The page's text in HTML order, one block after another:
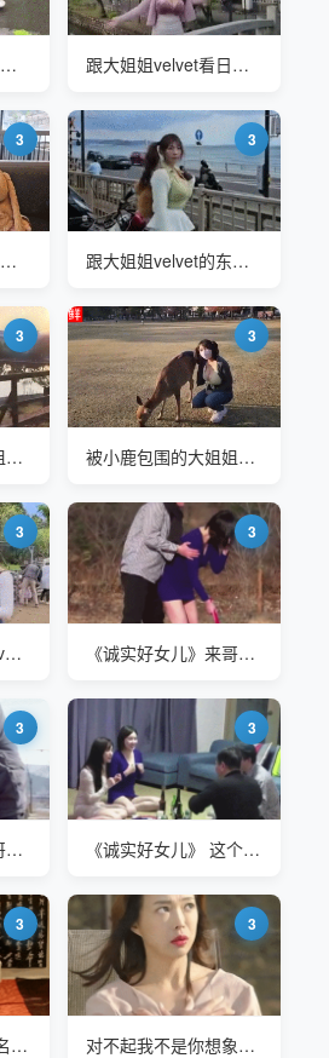
跟大姐姐velvet看日本最好的旅游景点 跟大姐姐velvet看日本最好的旅游景点
3
跟大姐姐velvet的东京之旅
3
跟大姐姐velvet的东京之旅
3
被小鹿包围的大姐姐Velvet 的日本旅行
3
被小鹿包围的大姐姐Velvet 的日本旅行
3
Jeju island trip#Velvet 在农场喂奶牛
3
《诚实好女儿》来哥哥教你打门球进2门
3
《诚实好女儿》来哥哥教你打门球进2门
3
《诚实好女儿》 这个2VS2的游戏怎么玩的
3
韩国2014年电影《名妓》Gisaeng
3
对不起我不是你想象那样随便的女人